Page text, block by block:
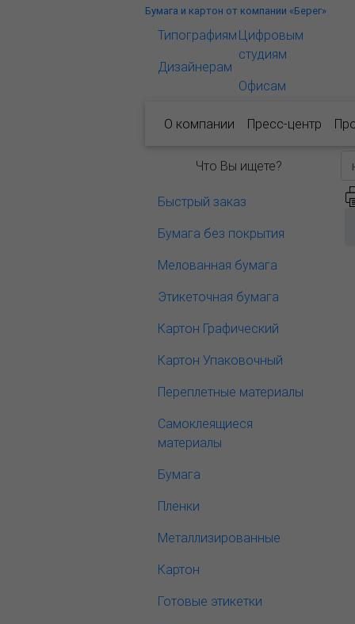
Бумага и картон от компании «Берег»
Типографиям
Дизайнерам
Цифровым
студиям
Офисам
О компании Пресс-центр
Что Вы ищете?
Быстрый заказ
Бумага без покрытия
Мелованная бумага
Этикеточная бумага
Картон Графический
Картон Упаковочный
Переплетные материалы
Самоклеящиеся
материалы
Бумага
Пленки
Металлизированные
Картон
Готовые этикетки